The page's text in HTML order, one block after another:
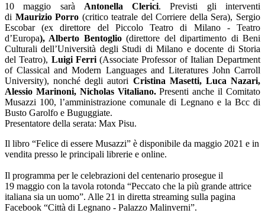
10 maggio sarà Antonella Clerici. Previsti gli interventi
di Maurizio Porro (critico teatrale del Corriere della Sera), Sergio
Escobar (ex direttore del Piccolo Teatro di Milano - Teatro
d’Europa), Alberto Bentoglio(direttore del dipartimento di Beni
Culturali dell’Università degli Studi di Milano e docente di Storia
del Teatro), Luigi Ferri(Associate Professor of Italian Department
of Classical and Modern Languages and Literatures John Carroll
University), nonché degli autori Cristina Masetti, Luca Nazari,
Alessio Marinoni, Nicholas Vitaliano.Presenti anche il Comitato
Musazzi 100, l’amministrazione comunale di Legnano e la Bcc di
Busto Garolfo e Buguggiate.
Presentatore della serata: Max Pisu.
Il libro “Felice di essere Musazzi” è disponibile da maggio 2021 e in
vendita presso le principali librerie e online.
Il programma per le celebrazioni del centenario prosegue il
19 maggio con la tavola rotonda “Peccato che la più grande attrice
italiana sia un uomo”. Alle 21 in diretta streaming sulla pagina
Facebook “Città di Legnano - Palazzo Malinverni”.